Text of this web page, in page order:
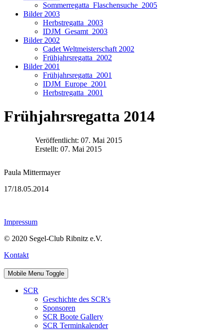
Sommerregatta_Flaschensuche_2005
Bilder 2003
Herbstregatta_2003
IDJM_Gesamt_2003
Bilder 2002
Cadet Weltmeisterschaft 2002
Frühjahrsregatta_2002
Bilder 2001
Frühjahrsregatta_2001
IDJM_Europe_2001
Herbstregatta_2001
Frühjahrsregatta 2014
Veröffentlicht: 07. Mai 2015
Erstellt: 07. Mai 2015
Paula Mittermayer
17/18.05.2014
Impressum
© 2020 Segel-Club Ribnitz e.V.
Kontakt
Mobile Menu Toggle
SCR
Geschichte des SCR's
Sponsoren
SCR Boote Gallery
SCR Terminkalender